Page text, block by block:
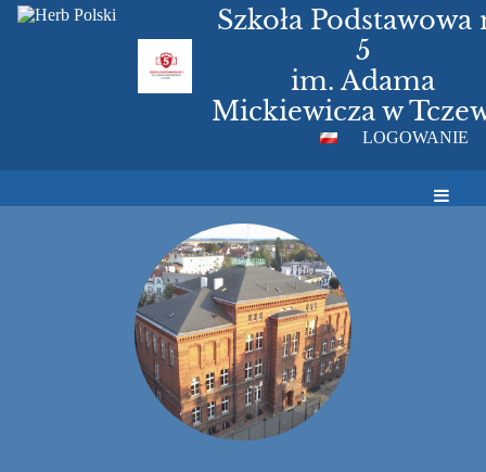
Szkoła Podstawowa
5
im. Adama
Mickiewicza w
LOGOWANIE